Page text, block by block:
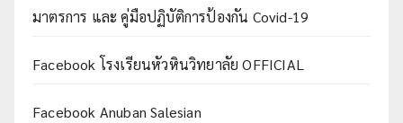
มาตรการ และ คู่มือปฏิบัติการป้องกัน Covid-19
Facebook โรงเรียนหัวหินวิทยาลัย OFFICIAL
Facebook Anuban Salesian